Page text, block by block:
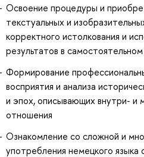
Освоение процедуры и
текстуальных и
корректного истолкования и
результатов в
Формирование
восприятия и анализа
и эпох, описывающих внутри- и
отношения
Ознакомление со сложной и
употребления немецкого языка